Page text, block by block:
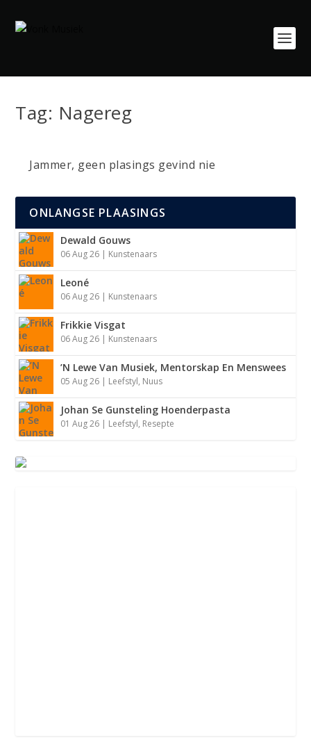
Tag: Nagereg
Michael Se Gunsteling Malva Poeding
Jammer, geen plasings gevind nie
ONLANGSE PLAASINGS
Dewald Gouws
06 Aug 26 | Kunstenaars
Leoné
06 Aug 26 | Kunstenaars
Frikkie Visgat
06 Aug 26 | Kunstenaars
’N Lewe Van Musiek, Mentorskap En Menswees
05 Aug 26 | Leefstyl, Nuus
Johan Se Gunsteling Hoenderpasta
01 Aug 26 | Leefstyl, Resepte